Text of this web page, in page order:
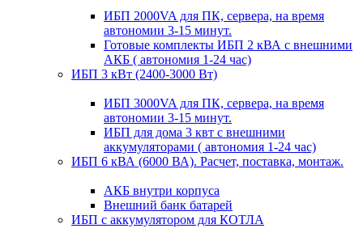
ИБП 2000VA для ПК, сервера, на время
автономии 3-15 минут.
Готовые комплекты ИБП 2 кВА с внешними
АКБ ( автономия 1-24 час)
ИБП 3 кВт (2400-3000 Вт)
ИБП 3000VA для ПК, сервера, на время
автономии 3-15 минут.
ИБП для дома 3 квт с внешними
аккумуляторами ( автономия 1-24 час)
ИБП 6 кВА (6000 ВА). Расчет, поставка, монтаж.
АКБ внутри корпуса
Внешний банк батарей
ИБП с аккумулятором для КОТЛА